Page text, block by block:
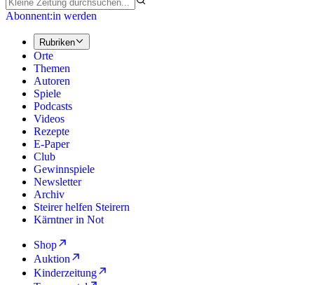
Abonnent:in werden
Rubriken
Orte
Themen
Autoren
Spiele
Podcasts
Videos
Rezepte
E-Paper
Club
Gewinnspiele
Newsletter
Archiv
Steirer helfen Steirern
Kärntner in Not
Shop
Auktion
Kinderzeitung